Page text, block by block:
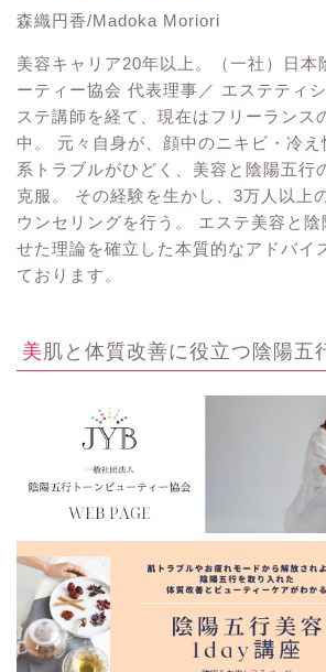
森織円香/Madoka Moriori
美容キャリア20年以上。（一社）日本
ーティー協会 代表理事／ エステティ
ステ講師を経て、現在はフリーランス
中。 元々自身が、顔中のニキビ・冷
系トラブルがひどく、美容と陰陽五行
克服。 その経験を生かし、3万人以上
ウンセリングを行う。 エステ美容と
せた理論を確立した本質的なアドバイ
ております。
美肌と体質改善に役立つ陰陽五